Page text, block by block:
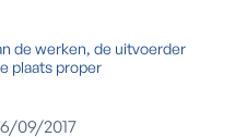
de werken, de uitvoerder
plaats proper
09/2017